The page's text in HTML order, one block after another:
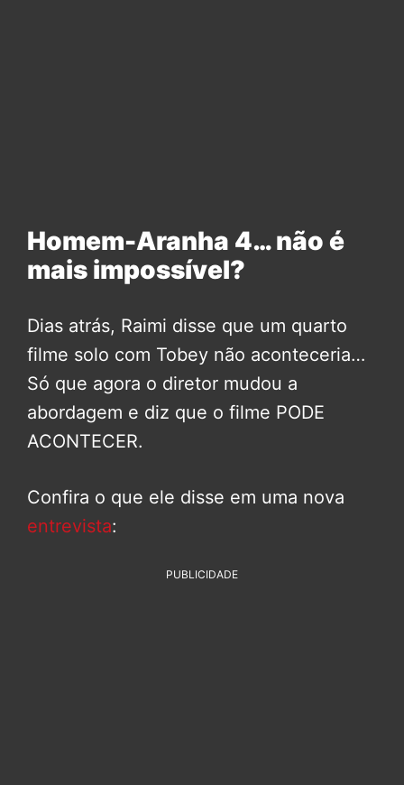
Homem-Aranha 4… não é
mais impossível?
Dias atrás, Raimi disse que um quarto
filme solo com Tobey não aconteceria…
Só que agora o diretor mudou a
abordagem e diz que o filme PODE
ACONTECER.
Confira o que ele disse em uma nova
entrevista:
PUBLICIDADE